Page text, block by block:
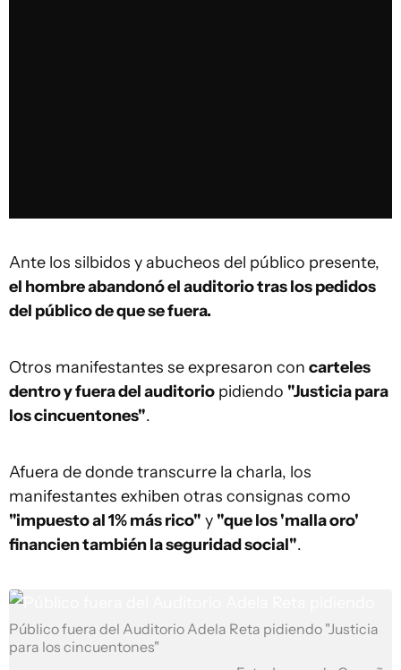
Ante los silbidos y abucheos del público presente,
el hombre abandonó el auditorio tras los pedidos
del público de que se fuera.
Otros manifestantes se expresaron con carteles
dentro y fuera del auditorio pidiendo "Justicia para
los cincuentones".
Afuera de donde transcurre la charla, los
manifestantes exhiben otras consignas como
"impuesto al 1% más rico" y "que los 'malla oro'
financien también la seguridad social".
Público fuera del Auditorio Adela Reta pidiendo "Justicia
para los cincuentones"